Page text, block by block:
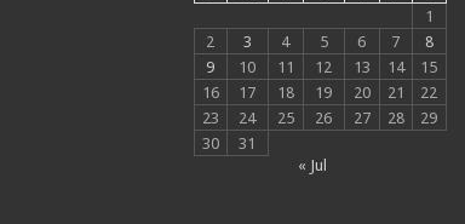
1
2
3 4 5 6 7
8
9
10 11 12 13 14
15
16
17 18 19 20 21
22
23
24 25 26 27 28
29
30
31
« Jul